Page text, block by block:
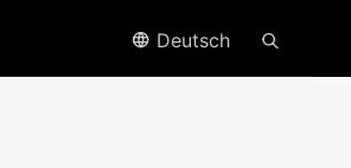
Deutsch